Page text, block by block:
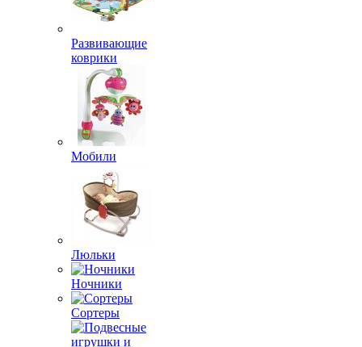
Развивающие
коврики
Мобили
Люльки
Ночники
Сортеры